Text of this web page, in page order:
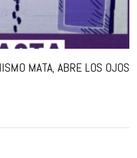
MATA, ABRE LOS OJOS